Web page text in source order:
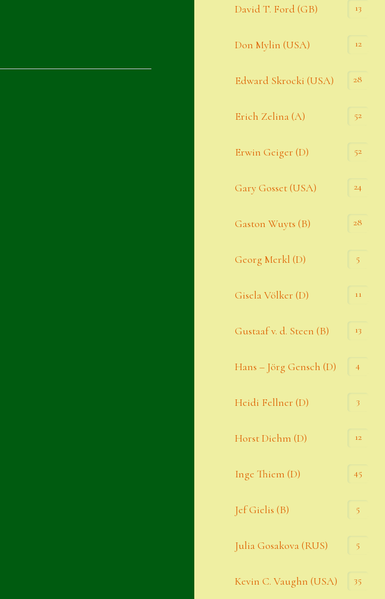
Home
David T. Ford (GB) 13
Don Mylin (USA) 12
Edward Skrocki (USA) 28
Erich Zelina (A) 52
Erwin Geiger (D) 52
Gary Gosset (USA) 24
Gaston Wuyts (B) 28
Georg Merkl (D) 5
Gisela Völker (D) 11
Gustaaf v. d. Steen (B) 13
Hans – Jörg Gensch (D) 4
Heidi Fellner (D) 3
Horst Diehm (D) 12
Inge Thiem (D) 45
Jef Gielis (B) 5
Julia Gosakova (RUS) 5
Kevin C. Vaughn (USA) 35